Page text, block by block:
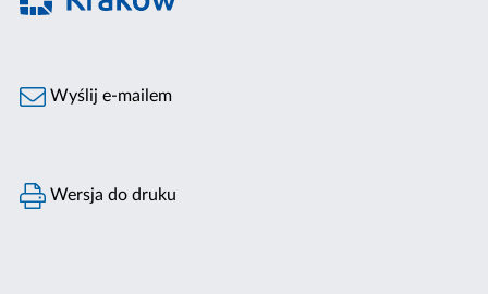
Wyślij e-mailem
Wersja do druku